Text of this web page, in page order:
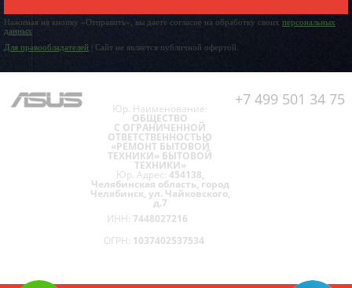
Нажимая на кнопку «Отправить», вы даете согласие на обработку своих персональных
данных
Для правообладателей | Сайт не является публичной офертой.
+7 499 501 34 75
Юр. Наименование:
ОБЩЕСТВО
С ОГРАНИЧЕННОЙ
ОТВЕТСТВЕННОСТЬЮ
«РЕМОНТ БЫТОВОЙ
ТЕХНИКИ» БЫТОВОЙ
ТЕХНИКИ»
Юр. Адрес: 454138,
Челябинская область, город
Челябинск, ул. Чайковского,
д.7
ИНН: 7448027216
ОГРН: 1037402537534